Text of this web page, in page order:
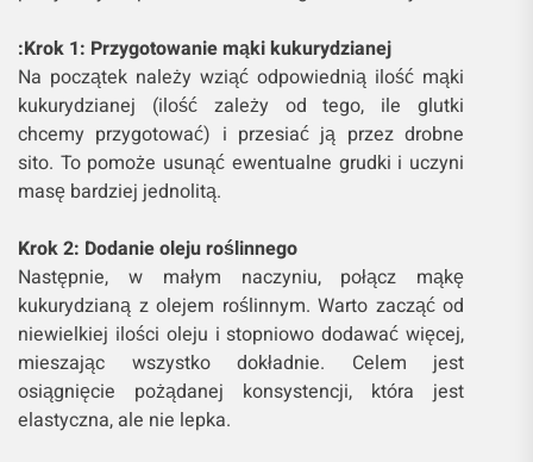
:Krok 1: Przygotowanie mąki kukurydzianej
Na początek należy wziąć odpowiednią ilość mąki
kukurydzianej (ilość zależy od tego, ile glutki
chcemy przygotować) i przesiać ją przez drobne
sito. To pomoże usunąć ewentualne grudki i uczyni
masę bardziej jednolitą.
Krok 2: Dodanie oleju roślinnego
Następnie, w małym naczyniu, połącz mąkę
kukurydzianą z olejem roślinnym. Warto zacząć od
niewielkiej ilości oleju i stopniowo dodawać więcej,
mieszając wszystko dokładnie. Celem jest
osiągnięcie pożądanej konsystencji, która jest
elastyczna, ale nie lepka.